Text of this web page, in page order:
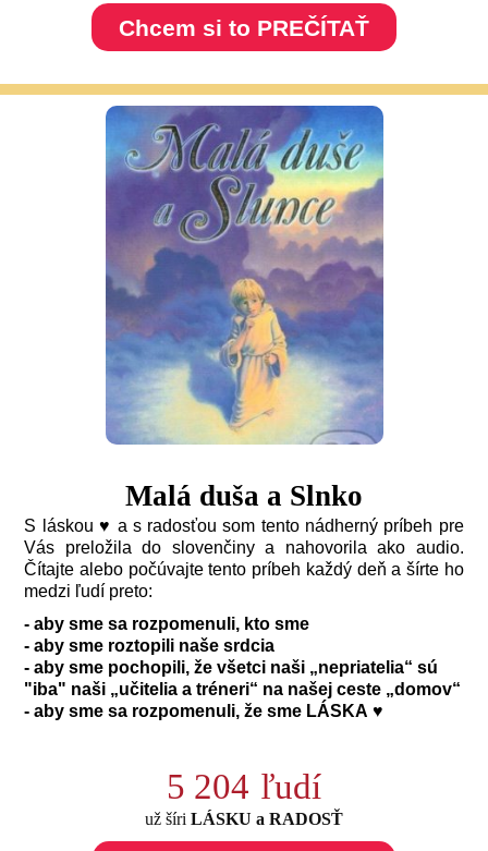
Chcem si to PREČÍTAŤ
Malá duša a Slnko
S láskou ♥ a s radosťou som tento nádherný príbeh pre
Vás preložila do slovenčiny a nahovorila ako audio.
Čítajte alebo počúvajte tento príbeh každý deň a šírte ho
medzi ľudí preto:
- aby sme sa rozpomenuli, kto sme
- aby sme roztopili naše srdcia
- aby sme pochopili, že všetci naši „nepriatelia“ sú
"iba" naši „učitelia a tréneri“ na našej ceste „domov“
- aby sme sa rozpomenuli, že sme LÁSKA ♥
5 204 ľudí
už šíri LÁSKU a RADOSŤ